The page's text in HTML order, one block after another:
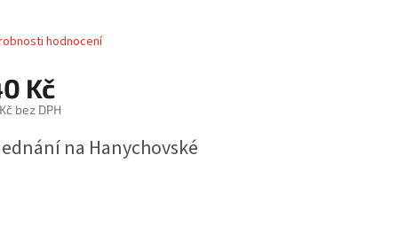
hodnocení
Kč
bez DPH
na Hanychovské